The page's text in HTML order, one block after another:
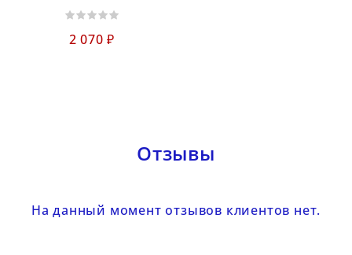
2 070 ₽
Отзывы
На данный момент отзывов клиентов нет.